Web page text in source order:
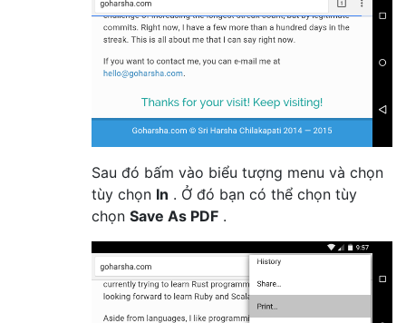
Sau đó bấm vào biểu tượng menu và chọn
tùy chọn In . Ở đó bạn có thể chọn tùy
chọn Save As PDF .